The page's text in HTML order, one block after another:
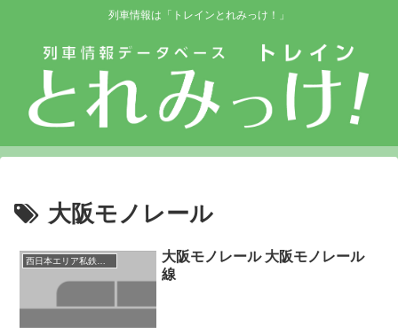
列車情報は「トレインとれみっけ！」
大阪モノレール
西日本エリア私鉄等路線
大阪モノレール 大阪モノレール
線